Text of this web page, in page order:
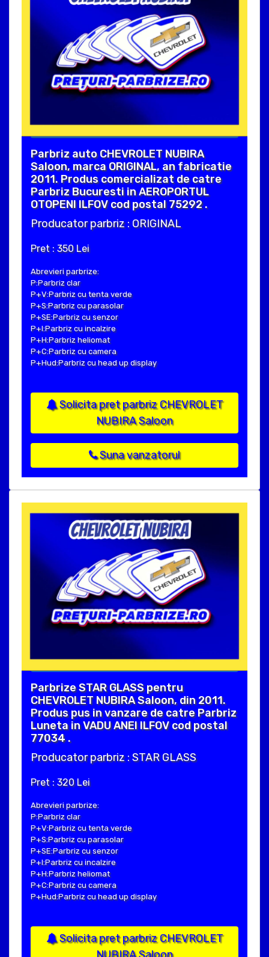
Parbriz auto CHEVROLET NUBIRA
Saloon, marca ORIGINAL, an fabricatie
2011. Produs comercializat de catre
Parbriz Bucuresti in AEROPORTUL
OTOPENI ILFOV cod postal 75292 .
Producator parbriz : ORIGINAL
Pret : 350 Lei
Abrevieri parbrize:
P:Parbriz clar
P+V:Parbriz cu tenta verde
P+S:Parbriz cu parasolar
P+SE:Parbriz cu senzor
P+I:Parbriz cu incalzire
P+H:Parbriz heliomat
P+C:Parbriz cu camera
P+Hud:Parbriz cu head up display
Solicita pret parbriz CHEVROLET
NUBIRA Saloon
Suna vanzatorul
Parbrize STAR GLASS pentru
CHEVROLET NUBIRA Saloon, din 2011.
Produs pus in vanzare de catre Parbriz
Luneta in VADU ANEI ILFOV cod postal
77034 .
Producator parbriz : STAR GLASS
Pret : 320 Lei
Abrevieri parbrize:
P:Parbriz clar
P+V:Parbriz cu tenta verde
P+S:Parbriz cu parasolar
P+SE:Parbriz cu senzor
P+I:Parbriz cu incalzire
P+H:Parbriz heliomat
P+C:Parbriz cu camera
P+Hud:Parbriz cu head up display
Solicita pret parbriz CHEVROLET
NUBIRA Saloon